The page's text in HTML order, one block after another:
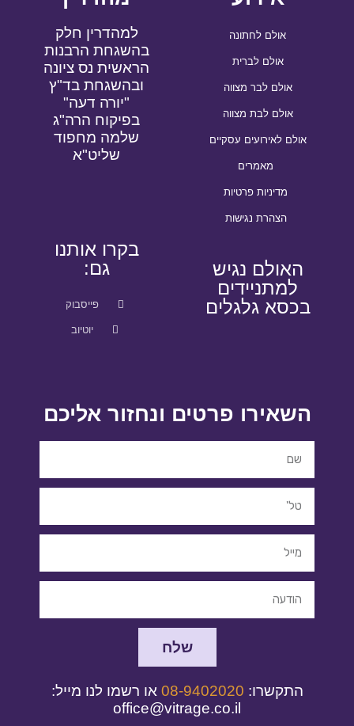
אולם לחתונה
אולם לברית
אולם לבר מצווה
אולם לבת מצווה
אולם לאירועים עסקיים
מאמרים
מדיניות פרטיות
הצהרת נגישות
האולם נגיש
למתניידים
בכסא גלגלים
למהדרין חלק
בהשגחת הרבנות
הראשית נס ציונה
ובהשגחת בד"ץ
"יורה דעה"
בפיקוח הרה"ג
שלמה מחפוד
שליט"א
בקרו אותנו
גם:
פייסבוק
יוטיוב
השאירו פרטים ונחזור אליכם
שלח
התקשרו: 08-9402020 או רשמו לנו מייל:
office@vitrage.co.il